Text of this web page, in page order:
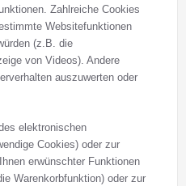
Zahlreiche Cookies
Websitefunktionen
(z.B. die
von Videos). Andere
auszuwerten oder
elektronischen
Cookies) oder zur
erwünschter Funktionen
Warenkorbfunktion) oder zur